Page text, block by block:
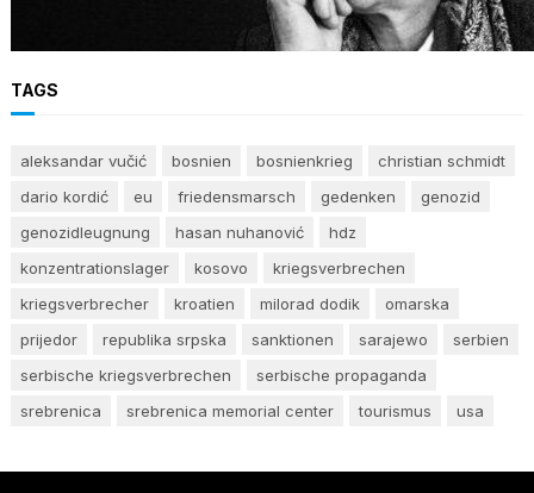
Stimme des Gewissens im Angesicht von Hass
und Ungerechtigkeit
TAGS
aleksandar vučić bosnien bosnienkrieg
christian schmidt
dario kordić
eu friedensmarsch gedenken
genozid
genozidleugnung
hasan nuhanović
hdz
konzentrationslager
kosovo
kriegsverbrechen
kriegsverbrecher
kroatien milorad dodik
omarska
prijedor
republika srpska sanktionen sarajewo
serbien
serbische kriegsverbrechen
serbische propaganda
srebrenica
srebrenica memorial center tourismus usa